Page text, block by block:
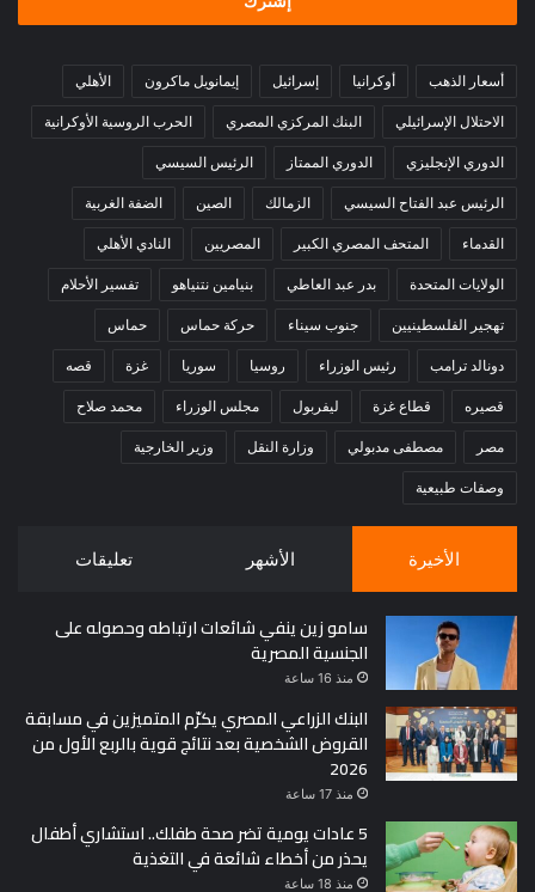
أسعار الذهب أوكرانيا إسرائيل إيمانويل ماكرون الأهلي
الاحتلال الإسرائيلي البنك المركزي المصري الحرب الروسية الأوكرانية
الدوري الإنجليزي الدوري الممتاز الرئيس السيسي
الرئيس عبد الفتاح السيسي الزمالك الصين الضفة الغربية
القدماء المتحف المصري الكبير المصريين النادي الأهلي
الولايات المتحدة بدر عبد العاطي بنيامين نتنياهو تفسير الأحلام
تهجير الفلسطينيين جنوب سيناء حركة حماس حماس
دونالد ترامب رئيس الوزراء روسيا سوريا غزة قصه
قصيره قطاع غزة ليفربول مجلس الوزراء محمد صلاح
مصر مصطفى مدبولي وزارة النقل وزير الخارجية
وصفات طبيعية
الأخيرة الأشهر تعليقات
سامو زين ينفي شائعات ارتباطه وحصوله على
الجنسية المصرية
منذ 16 ساعة
البنك الزراعي المصري يكرّم المتميزين في مسابقة
القروض الشخصية بعد نتائج قوية بالربع الأول من
2026
منذ 17 ساعة
5 عادات يومية تضر صحة طفلك.. استشاري أطفال
يحذر من أخطاء شائعة في التغذية
منذ 18 ساعة